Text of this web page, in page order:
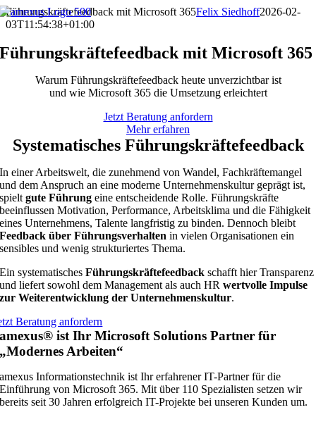
Zum
Inhalt
Führungskräftefeedback mit Microsoft 365Felix Siedhoff2026-02-
03T11:54:38+01:00
Führungskräftefeedback mit Microsoft 365
Warum Führungskräftefeedback heute unverzichtbar ist
und wie Microsoft 365 die Umsetzung erleichtert
Jetzt Beratung anfordern
Mehr erfahren
Systematisches Führungskräftefeedback
In einer Arbeitswelt, die zunehmend von Wandel, Fachkräftemangel
und dem Anspruch an eine moderne Unternehmenskultur geprägt ist,
spieltgute Führung eine entscheidende Rolle. Führungskräfte
beeinflussen Motivation, Performance, Arbeitsklima und die Fähigkeit
eines Unternehmens, Talente langfristig zu binden. Dennoch bleibt
Feedback über Führungsverhalten in vielen Organisationen ein
sensibles und wenig strukturiertes Thema.
Ein systematischesFührungskräftefeedback schafft hier Transparenz
und liefert sowohl dem Management als auch HRwertvolle Impulse
zur Weiterentwicklung der Unternehmenskultur.
Beratung anfordern
amexus® ist Ihr Microsoft Solutions Partner für
„Modernes Arbeiten“
amexus Informationstechnik ist Ihr erfahrener IT-Partner für die
Einführung von Microsoft 365. Mit über 110 Spezialisten setzen wir
bereits seit 30 Jahren erfolgreich IT-Projekte bei unseren Kunden um.